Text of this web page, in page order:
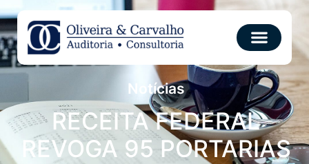
Notícias
RECEITA FEDERAL
REVOGA 95 PORTARIAS